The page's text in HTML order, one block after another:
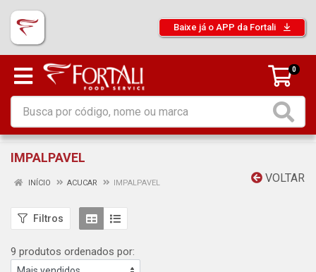
Baixe já o APP da Fortali
0
IMPALPAVEL
VOLTAR
INÍCIO ACUCAR IMPALPAVEL
Filtros
9 produtos ordenados por: